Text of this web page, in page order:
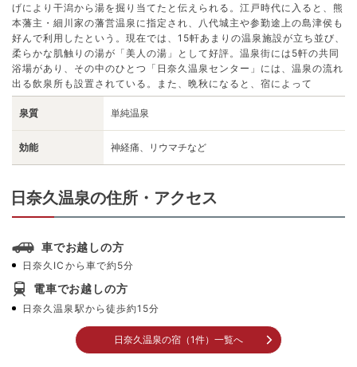
げにより干潟から湯を掘り当てたと伝えられる。江戸時代に入ると、熊
本藩主・細川家の藩営温泉に指定され、八代城主や参勤途上の島津侯も
好んで利用したという。現在では、15軒あまりの温泉施設が立ち並び、
柔らかな肌触りの湯が「美人の湯」として好評。温泉街には5軒の共同
浴場があり、その中のひとつ「日奈久温泉センター」には、温泉の流れ
出る飲泉所も設置されている。また、晩秋になると、宿によって
泉質 単純温泉
効能 神経痛、リウマチなど
日奈久温泉の住所・アクセス
車でお越しの方
日奈久ICから車で約5分
電車でお越しの方
日奈久温泉駅から徒歩約15分
日奈久温泉の宿（1件）一覧へ